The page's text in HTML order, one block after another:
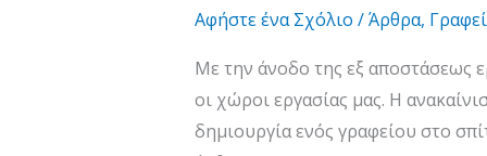
Αφήστε ένα Σχόλιο /Άρθρα,
Με την άνοδο της εξ αποστάσεως
οι χώροι εργασίας μας. Η
δημιουργία ενός γραφείου στο